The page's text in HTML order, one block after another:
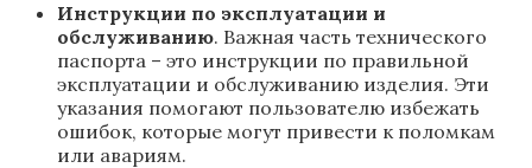
Инструкции по эксплуатации и
обслуживанию. Важная часть технического
паспорта – это инструкции по правильной
эксплуатации и обслуживанию изделия. Эти
указания помогают пользователю избежать
ошибок, которые могут привести к поломкам
или авариям.